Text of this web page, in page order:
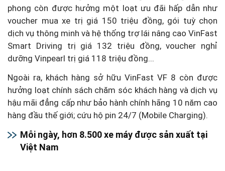
phong còn được hưởng một loạt ưu đãi hấp dẫn như
voucher mua xe trị giá 150 triệu đồng, gói tuỳ chọn
dịch vụ thông minh và hệ thống trợ lái nâng cao VinFast
Smart Driving trị giá 132 triệu đồng, voucher nghỉ
dưỡng Vinpearl trị giá 118 triệu đồng...
Ngoài ra, khách hàng sở hữu VinFast VF 8 còn được
hưởng loạt chính sách chăm sóc khách hàng và dịch vụ
hậu mãi đẳng cấp như bảo hành chính hãng 10 năm cao
hàng đầu thế giới; cứu hộ pin 24/7 (Mobile Charging).
Mỗi ngày, hơn 8.500 xe máy được sản xuất tại
Việt Nam